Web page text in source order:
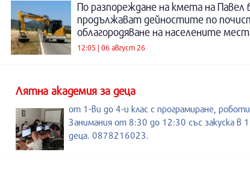
По разпореждане на кмета на Павел
продължават дейностите по
облагородяване на населените
12:05 | 06 август 26
Лятна академия за деца
от 1-ви до 4-и клас с програмиране,
Занимания от 8:30 до 12:30 със закуска в
деца. 0878216023.